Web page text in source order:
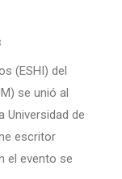
(ESHI) del
se unió al
Universidad de
escritor
el evento se